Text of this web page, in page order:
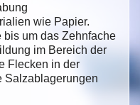
wie Papier.
um das Zehnfache
im Bereich der
Flecken in der
Salzablagerungen